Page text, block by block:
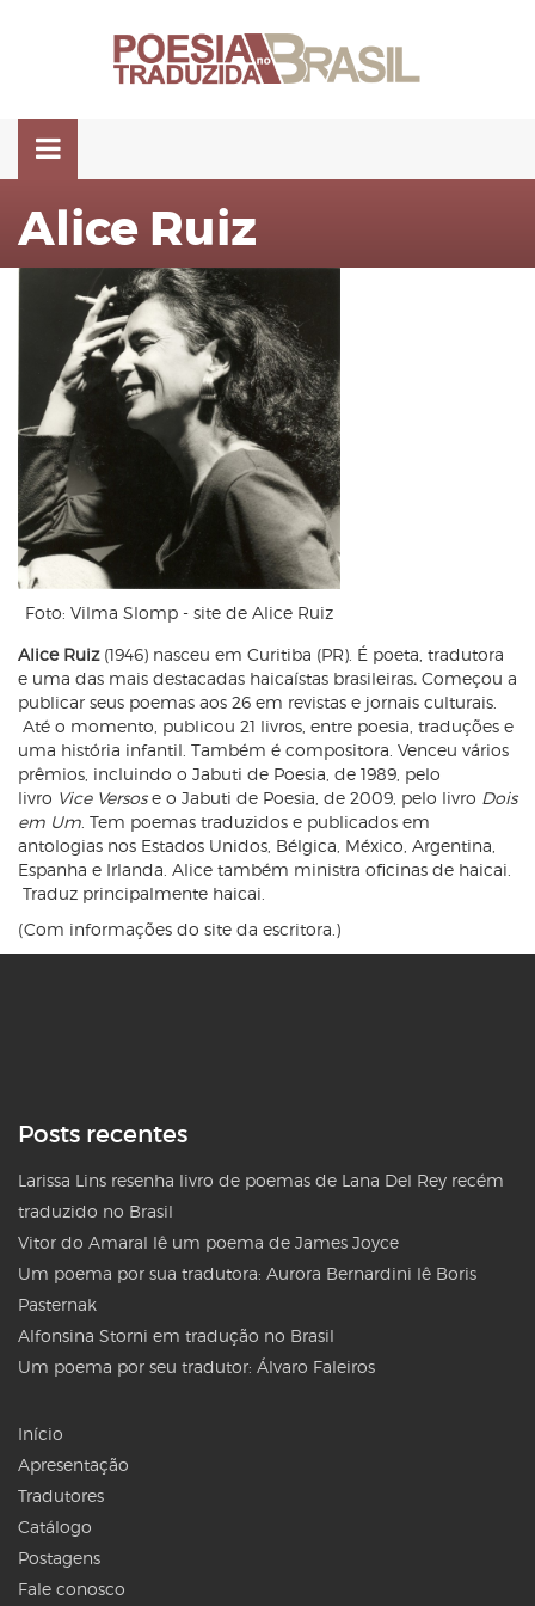
Alice Ruiz
Foto: Vilma Slomp - site de Alice Ruiz
Alice Ruiz (1946) nasceu em Curitiba (PR). É poeta, tradutora
e uma das mais destacadas haicaístas brasileiras. Começou a
publicar seus poemas aos 26 em revistas e jornais culturais.
Até o momento, publicou 21 livros, entre poesia, traduções e
uma história infantil. Também é compositora. Venceu vários
prêmios, incluindo o Jabuti de Poesia, de 1989, pelo
livro Vice Versose o Jabuti de Poesia, de 2009, pelo livro Dois
em Um . Tem poemas traduzidos e publicados em
antologias nos Estados Unidos, Bélgica, México, Argentina,
Espanha e Irlanda. Alice também ministra oficinas de haicai.
Traduz principalmente haicai.
(Com informações do site da escritora.)
Posts recentes
Larissa Lins resenha livro de poemas de Lana Del Rey recém
traduzido no Brasil
Vitor do Amaral lê um poema de James Joyce
Um poema por sua tradutora: Aurora Bernardini lê Boris
Pasternak
Alfonsina Storni em tradução no Brasil
Um poema por seu tradutor: Álvaro Faleiros
Início
Apresentação
Tradutores
Catálogo
Postagens
Fale conosco